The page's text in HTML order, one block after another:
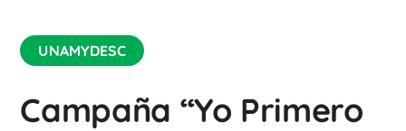
UNAMYDESC
Campaña “Yo Primero